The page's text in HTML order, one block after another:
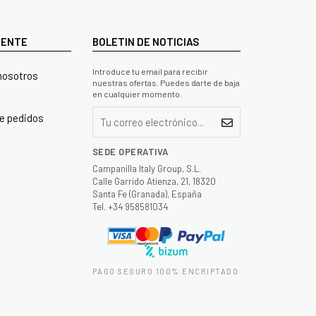
pedidos
BOLETIN DE NOTICIAS
Introduce tu email para recibir
nuestras ofertas. Puedes darte de baja
en cualquier momento.
SEDE OPERATIVA
Campanilla Italy Group, S.L.
Calle Garrido Atienza, 21, 18320
Santa Fe (Granada), España
Tel. +34 958581034
PAGO SEGURO 100% ENCRIPTADO